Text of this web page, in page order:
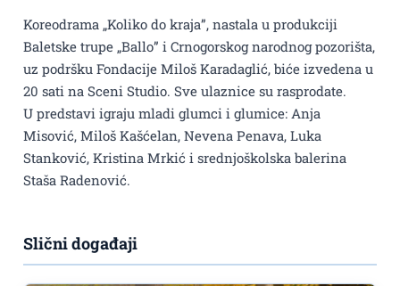
Koreodrama „Koliko do kraja”, nastala u produkciji
Baletske trupe „Ballo” i Crnogorskog narodnog pozorišta,
uz podršku Fondacije Miloš Karadaglić, biće izvedena u
20 sati na Sceni Studio. Sve ulaznice su rasprodate.
U predstavi igraju mladi glumci i glumice: Anja
Misović, Miloš Kašćelan, Nevena Penava, Luka
Stanković, Kristina Mrkić i srednjoškolska balerina
Staša Radenović.
Slični događaji